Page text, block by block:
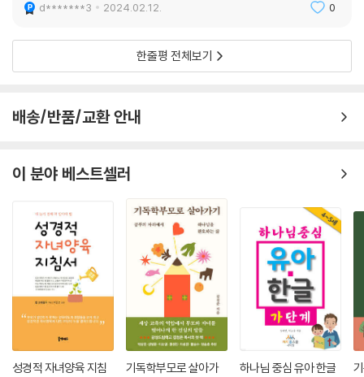
d*******3 2024.02.12. 0
한줄평 전체보기
배송/반품/교환 안내
이 분야 베스트셀러
성경적 자녀양육 지침
기독학부모로 살아가
하나님 중심 유아 한글